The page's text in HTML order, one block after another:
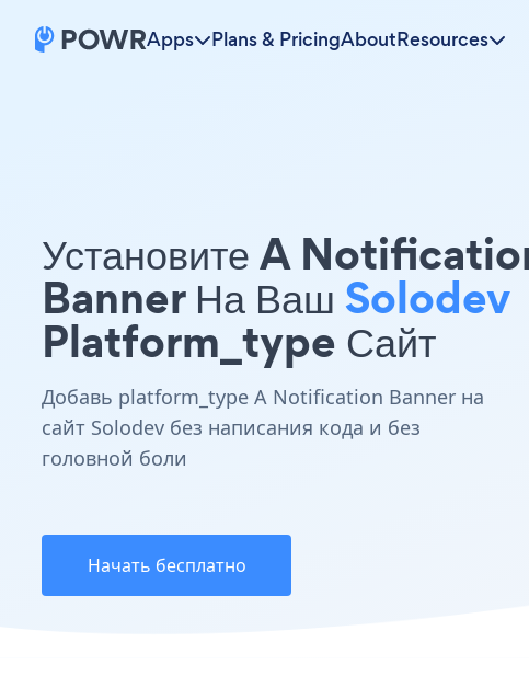
Apps Plans & PricingAboutResources
Установите A
Banner На Ваш Solodev
Platform_type Сайт
Добавь platform_type A Notification Banner на
сайт Solodev без написания кода и без
головной боли
Начать бесплатно